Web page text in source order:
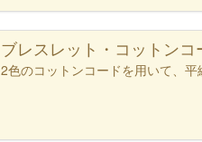
ブレスレット・コットン
2色のコットンコードを用いて、平